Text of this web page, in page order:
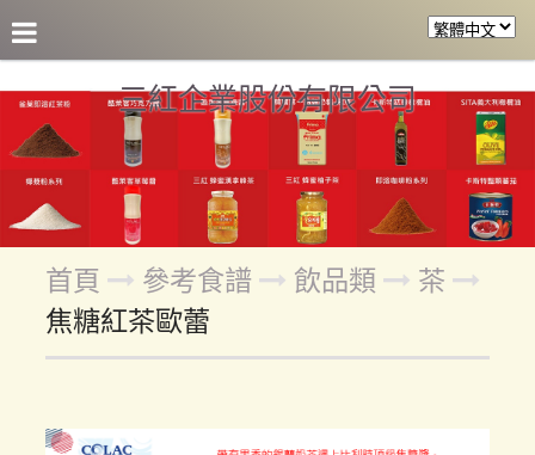
三紅企業股份有限公司
首頁 參考食譜 飲品類
茶
焦糖紅茶歐蕾